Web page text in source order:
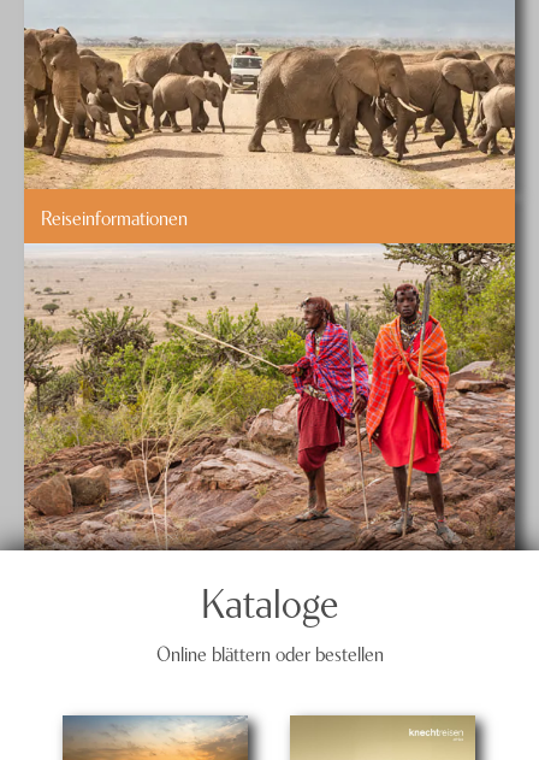
Reiseinformationen
Kataloge
Online blättern oder bestellen